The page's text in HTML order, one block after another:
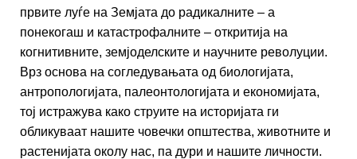
првите луѓе на Земјата до радикалните – а
понекогаш и катастрофалните – откритија на
когнитивните, земјоделските и научните револуции.
Врз основа на согледувањата од биологијата,
антропологијата, палеонтологијата и економијата,
тој истражува како струите на историјата ги
обликуваат нашите човечки општества, животните и
растенијата околу нас, па дури и нашите личности.